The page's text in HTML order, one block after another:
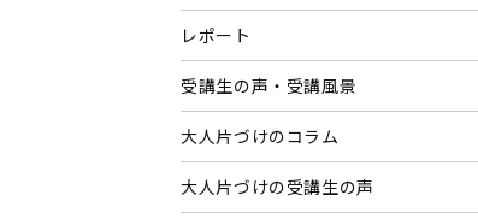
レポート
受講生の声・受講風景
大人片づけのコラム
大人片づけの受講生の声